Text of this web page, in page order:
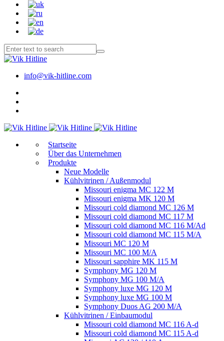
info@vik-hitline.com
Start­sei­te
Über das Unternehmen
Produkte
Neue Modelle
Kühlvitrinen / Außenmodul
Missouri enigma MC 122 M
Missouri enigma MK 120 M
Missouri cold diamond MC 126 M
Missouri cold diamond MC 117 M
Missouri cold diamond MC 116 M/Ad
Missouri cold diamond MC 115 M/A
Missouri MC 120 M
Missouri MC 100 M/A
Missouri sapphire MK 115 M
Symphony MG 120 M
Symphony MG 100 M/А
Symphony luxe MG 120 M
Symphony luxe MG 100 M
Symphony Duos AG 200 M/A
Kühlvitrinen / Einbaumodul
Missouri cold diamond MC 116 A-d
Missouri cold diamond MC 115 A-d